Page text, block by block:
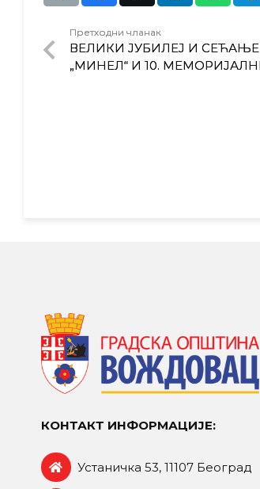
Претходни чланак
ВЕЛИКИ ЈУБИЛЕЈ И
„МИНЕЛ“ И 10.
КОНТАКТ ИНФОРМАЦИЈЕ:
Устаничка 53, 11107 Београд